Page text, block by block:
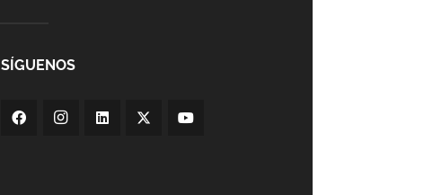
SÍGUENOS